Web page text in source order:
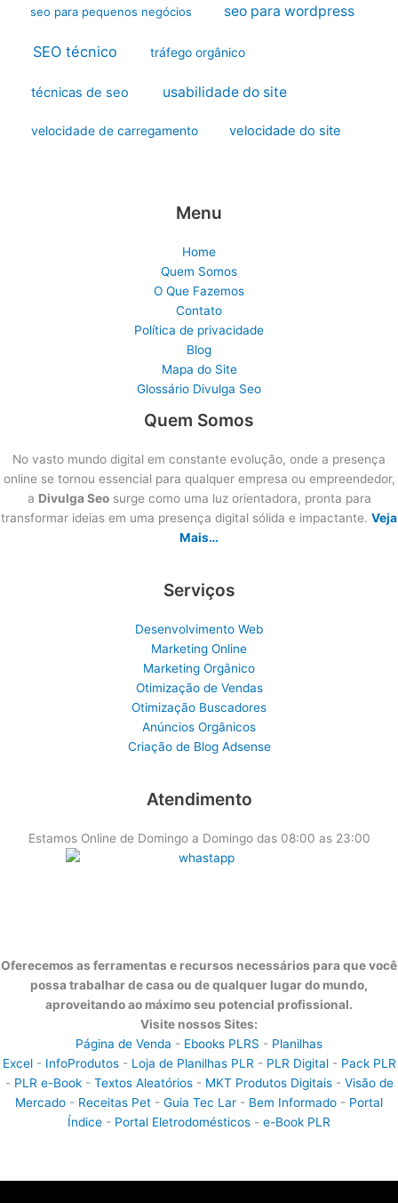
seo para pequenos negócios seo para wordpress
SEO técnico tráfego orgânico
técnicas de seo usabilidade do site
velocidade de carregamento velocidade do site
Menu
Home
Quem Somos
O Que Fazemos
Contato
Política de privacidade
Blog
Mapa do Site
Glossário Divulga Seo
Quem Somos
No vasto mundo digital em constante evolução, onde a presença
online se tornou essencial para qualquer empresa ou empreendedor,
a Divulga Seosurge como uma luz orientadora, pronta para
transformar ideias em uma presença digital sólida e impactante. Veja
Mais…
Serviços
Desenvolvimento Web
Marketing Online
Marketing Orgânico
Otimização de Vendas
Otimização Buscadores
Anúncios Orgânicos
Criação de Blog Adsense
Atendimento
Estamos Online de Domingo a Domingo das 08:00 as 23:00
Oferecemos as ferramentas e recursos necessários para que você
possa trabalhar de casa ou de qualquer lugar do mundo,
aproveitando ao máximo seu potencial profissional.
Visite nossos Sites:
Página de Venda - Ebooks PLRS - Planilhas
Excel- InfoProdutos- Loja de Planilhas PLR - PLR Digital- Pack PLR
- PLR e-Book- Textos Aleatórios- MKT Produtos Digitais- Visão de
Mercado - Receitas Pet - Guia Tec Lar - Bem Informado - Portal
Índice - Portal Eletrodomésticos - e-Book PLR